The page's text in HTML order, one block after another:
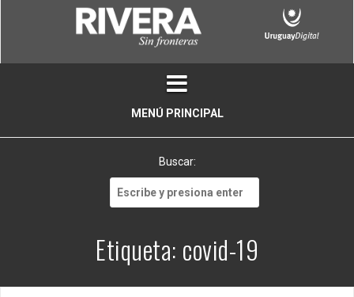
MENÚ PRINCIPAL
Buscar:
Etiqueta: covid-19